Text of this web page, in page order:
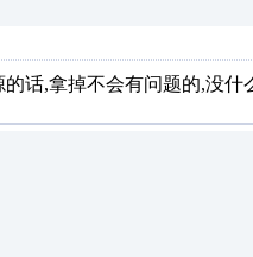
话,拿掉不会有问题的,没什